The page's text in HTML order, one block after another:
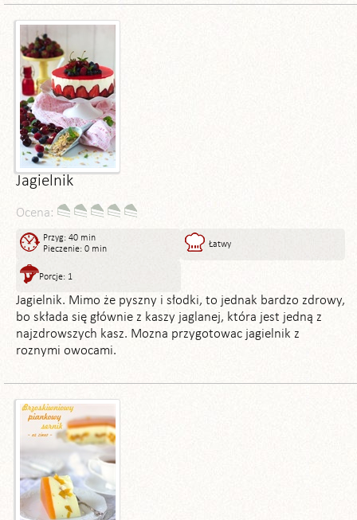
Jagielnik
Ocena:
Przyg: 40 min
Pieczenie: 0 min
Łatwy
Porcje: 1
Jagielnik. Mimo że pyszny i słodki, to jednak bardzo zdrowy,
bo składa się głównie z kaszy jaglanej, która jest jedną z
najzdrowszych kasz. Mozna przygotowac jagielnik z
roznymi owocami.